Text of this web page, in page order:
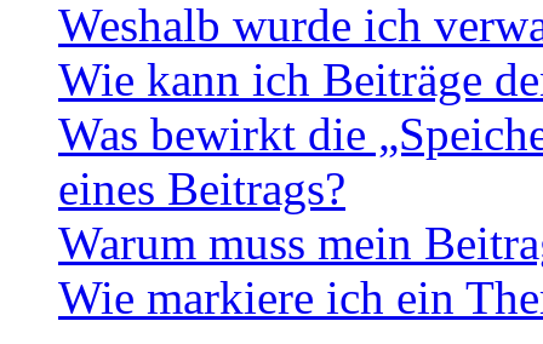
Weshalb wurde ich
Wie kann ich Beiträge
Was bewirkt die
eines Beitrags?
Warum muss mein
Wie markiere ich ein